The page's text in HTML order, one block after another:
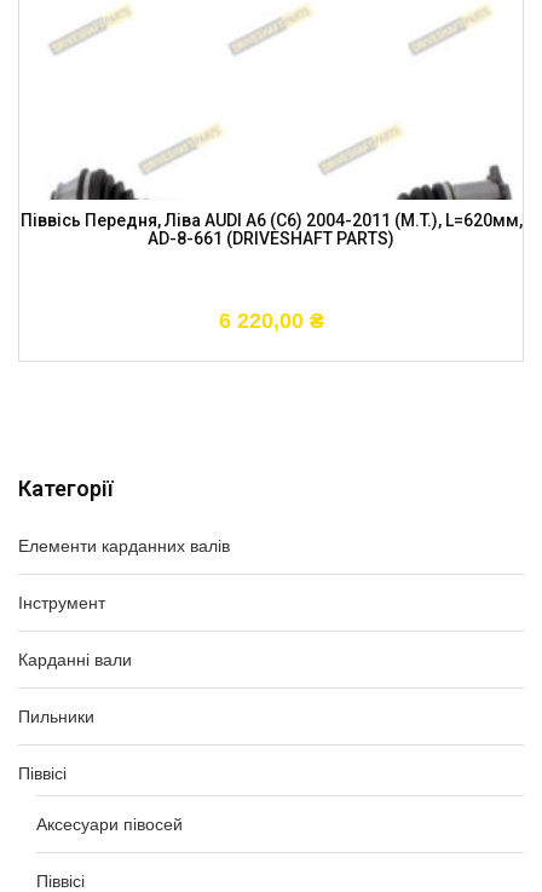
Категорії
Елементи карданних валів
Інструмент
Карданні вали
Пильники
Піввісі
Аксесуари півосей
Піввісі
Піввісь Передня, Ліва AUDI A6 (C6) 2004-2011 (M.T.), L=620мм,
AD-8-661 (DRIVESHAFT PARTS)
6 220,00 ₴